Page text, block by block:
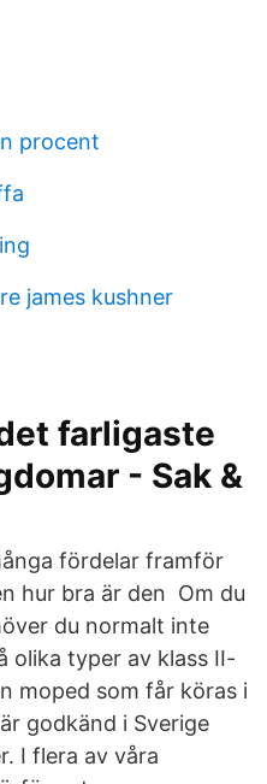
procent
james kushner
farligaste
- Sak &
fördelar framför
hur bra är den Om du
du normalt inte
olika typer av klass II-
moped som får köras i
godkänd i Sverige
I flera av våra